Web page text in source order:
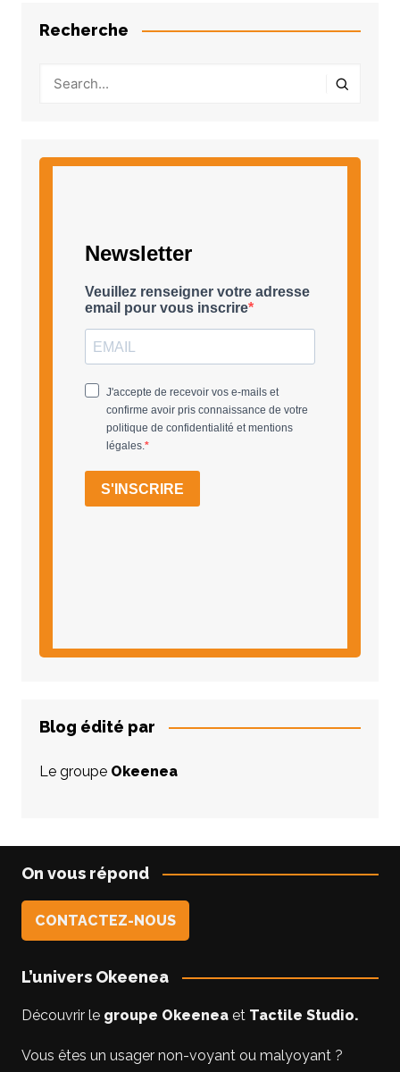
Recherche
Blog édité par
Le groupe Okeenea
On vous répond
CONTACTEZ-NOUS
L’univers Okeenea
Découvrir le groupe Okeeneaet Tactile Studio.
Vous êtes un usager non-voyant ou malyoyant ?